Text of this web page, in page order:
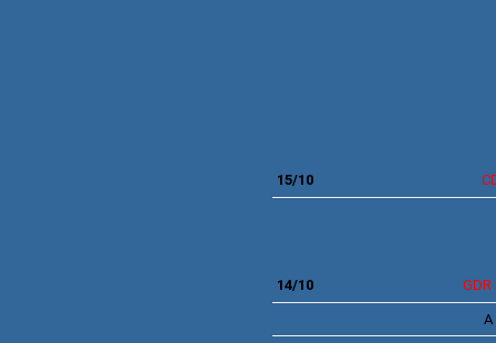
15/10
14/10 GDR
A